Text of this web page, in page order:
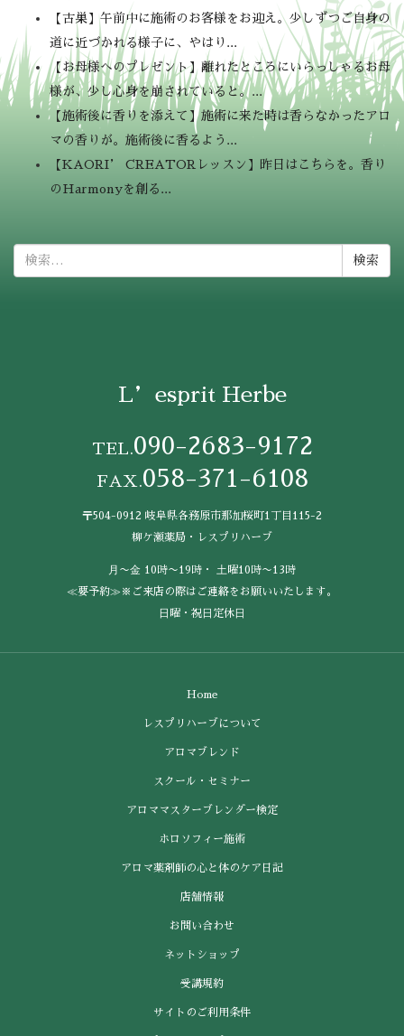
【古巣】午前中に施術のお客様をお迎え。少しずつご自身の
道に近づかれる様子に、やはり...
【お母様へのプレゼント】離れたところにいらっしゃるお母
様が、少し心身を崩されていると。...
【施術後に香りを添えて】施術に来た時は香らなかったアロ
マの香りが。施術後に香るよう...
【KAORI’ CREATORレッスン】昨日はこちらを。香り
のHarmonyを創る...
索:
L’esprit Herbe
TEL.090-2683-9172
FAX.058-371-6108
〒504-0912 岐阜県各務原市那加桜町1丁目115-2
柳ケ瀬薬局・レスプリハーブ
⽉〜⾦ 10時〜19時・ ⼟曜10時〜13時
≪要予約≫※ご来店の際はご連絡をお願いいたします。
⽇曜・祝⽇定休⽇
Home
レスプリハーブについて
アロマブレンド
スクール・セミナー
アロママスターブレンダー検定
ホロソフィー施術
アロマ薬剤師の心と体のケア日記
店舗情報
お問い合わせ
ネットショップ
受講規約
サイトのご利用条件